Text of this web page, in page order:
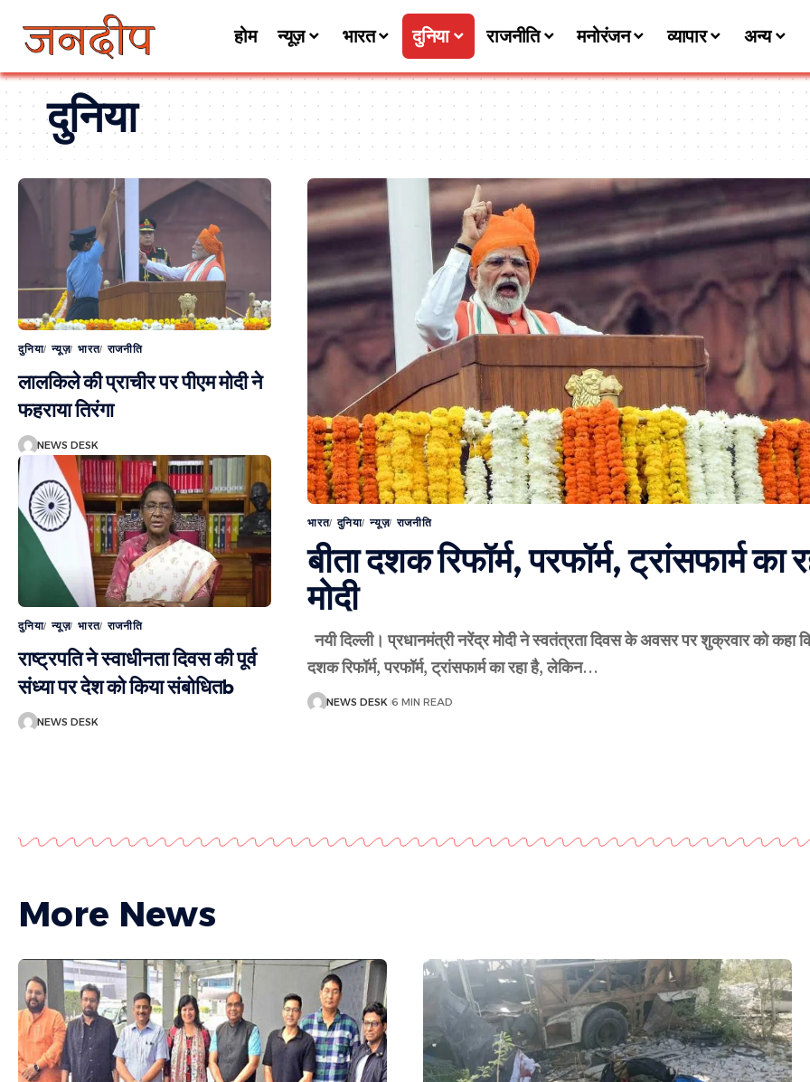
होम न्यूज़ भारत दुनिया राजनीति मनोरंजन व्यापार अन्य
दुनिया
दुनिया न्यूज़ भारत राजनीति
लालकिले की प्राचीर पर पीएम मोदी ने
फहराया तिरंगा
NEWS DESK
दुनिया न्यूज़ भारत राजनीति
राष्ट्रपति ने स्वाधीनता दिवस की पूर्व
संध्या पर देश को किया संबोधितb
NEWS DESK
भारत दुनिया न्यूज़ राजनीति
बीता दशक रिफॉर्म, परफॉर्म, ट्रांसफार्म का
मोदी
नयी दिल्ली। प्रधानमंत्री नरेंद्र मोदी ने स्वतंत्रता दिवस के अवसर पर शुक्रवार को कहा
दशक रिफॉर्म, परफॉर्म, ट्रांसफार्म का रहा है, लेकिन…
NEWS DESK 6 MIN READ
More News